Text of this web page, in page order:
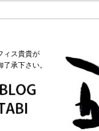
ィス貴貴が
承下さい。